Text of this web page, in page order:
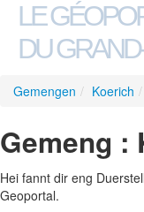
LE
DU
Gemengen / Koerich /
Gemeng :
Hei fannt dir eng
Geoportal.